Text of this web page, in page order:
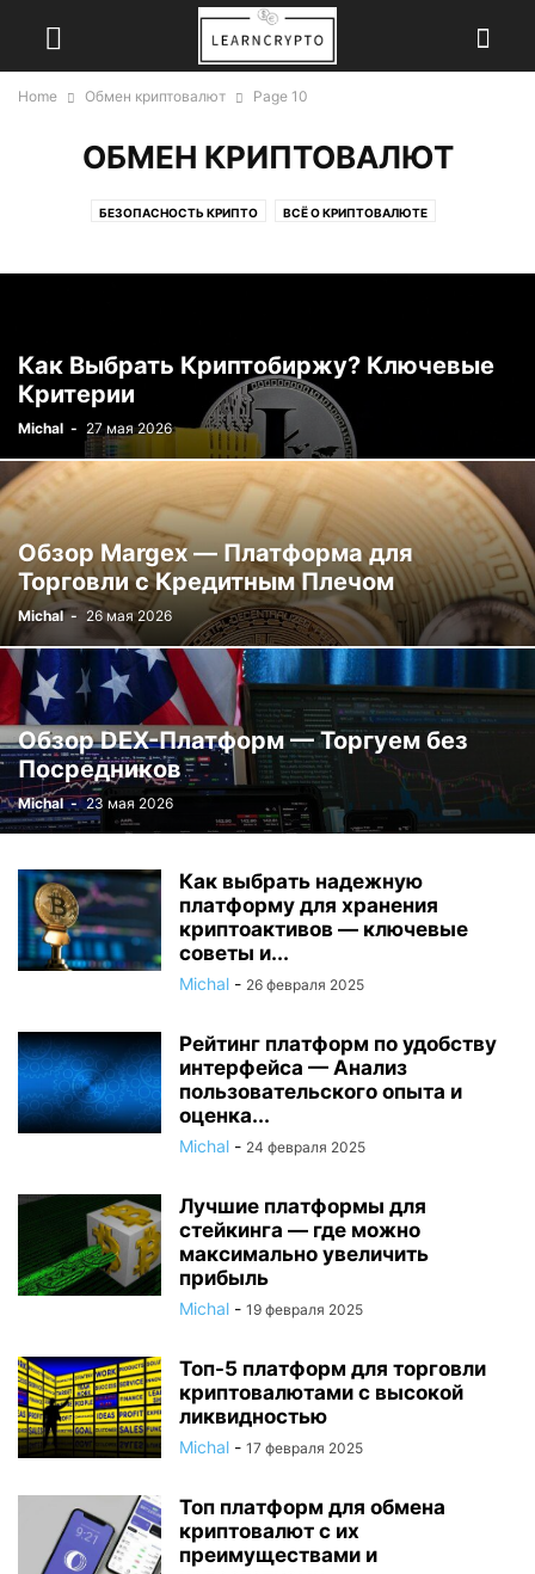
Home Обмен криптовалют Page 10
ОБМЕН КРИПТОВАЛЮТ
БЕЗОПАСНОСТЬ КРИПТО ВСЁ О КРИПТОВАЛЮТЕ
Как Выбрать Криптобиржу? Ключевые
Критерии
Michal - 27 мая 2026
Обзор Margex — Платформа для
Торговли с Кредитным Плечом
Michal - 26 мая 2026
Обзор DEX-Платформ — Торгуем без
Посредников
Michal - 23 мая 2026
Как выбрать надежную
платформу для хранения
криптоактивов — ключевые
советы и...
Michal - 26 февраля 2025
Рейтинг платформ по удобству
интерфейса — Анализ
пользовательского опыта и
оценка...
Michal - 24 февраля 2025
Лучшие платформы для
стейкинга — где можно
максимально увеличить
прибыль
Michal - 19 февраля 2025
Топ-5 платформ для торговли
криптовалютами с высокой
ликвидностью
Michal - 17 февраля 2025
Топ платформ для обмена
криптовалют с их
преимуществами и